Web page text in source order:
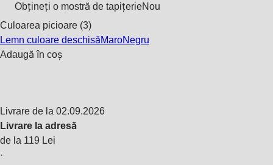
Obțineți o mostră de tapițerieNou
Culoarea picioare (3)
Lemn culoare deschisăMaroNegru
Adaugă în coș
Livrare de la 02.09.2026
Livrare la adresă
de la 119 Lei
·